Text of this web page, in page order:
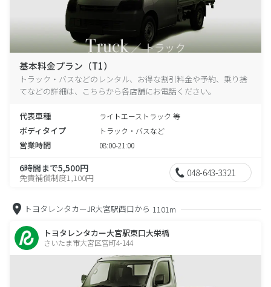
基本料金プラン（T1）
トラック・バスなどのレンタル、お得な割引料金や予約、乗り捨
てなどの詳細は、こちらから各店舗にお電話ください。
代表車種 ライトエーストラック 等
ボディタイプ トラック・バスなど
営業時間 08:00-21:00
6時間まで5,500円
免責補償制度1,100円 048-643-3321
トヨタレンタカーJR大宮駅西口から 1101m
トヨタレンタカー大宮駅東口大栄橋
さいたま市大宮区宮町4-144